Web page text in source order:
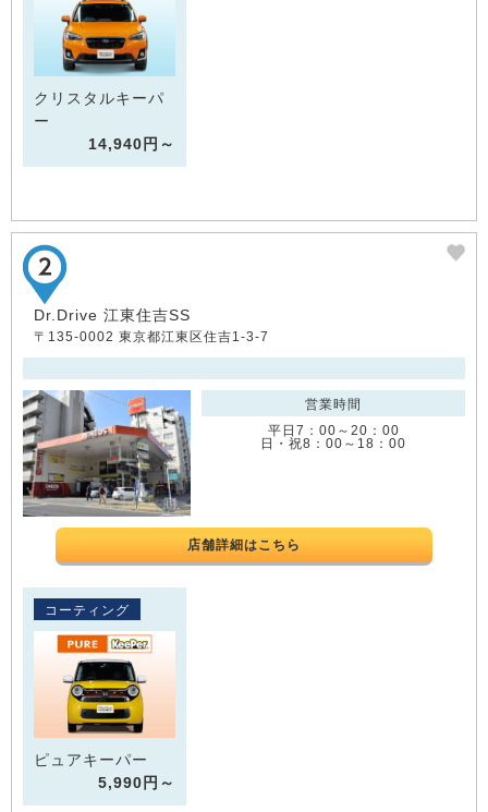
クリスタルキーパ
ー
14,940円～
Dr.Drive 江東住吉SS
〒135-0002 東京都江東区住吉1-3-7
営業時間
平日7：00～20：00
日・祝8：00～18：00
店舗詳細はこちら
コーティング
ピュアキーパー
5,990円～